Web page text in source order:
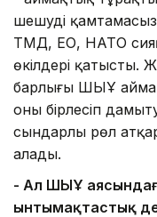
шешуді
ТМД, ЕО, НАТО
өкілдері қатысты.
барлығы ШЫҰ
оны бірлесіп
сындарлы рөл
алады.
- Ал ШЫҰ
ынтымақтастық